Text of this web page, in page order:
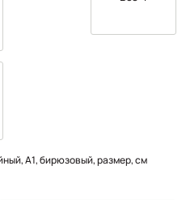
А1, бирюзовый, размер, см